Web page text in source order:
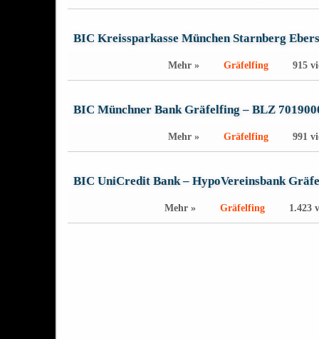
BIC Kreissparkasse München Starnberg
Mehr » Gräfelfing 915
BIC Münchner Bank Gräfelfing – BLZ
Mehr » Gräfelfing 991
BIC UniCredit Bank – HypoVereinsbank
Mehr » Gräfelfing 1.423